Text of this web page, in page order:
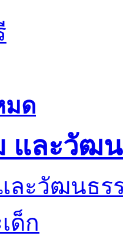
มด
และวัฒ
ด็ก